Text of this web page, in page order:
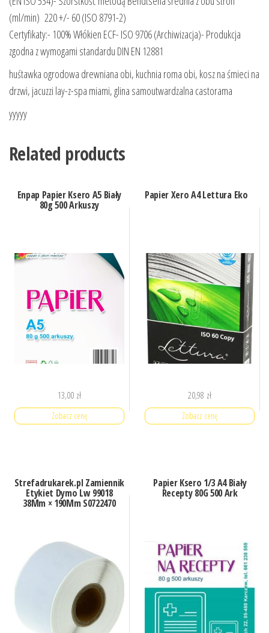
(ml/min) 220 +/- 60 (ISO 8791-2)
Certyfikaty:- 100% Włókien ECF- ISO 9706 (Archiwizacja)- Produkcja
zgodna z wymogami standardu DIN EN 12881
huśtawka ogrodowa drewniana obi, kuchnia roma obi, kosz na śmieci na
drzwi, jacuzzi lay-z-spa miami, glina samoutwardzalna castorama
yyyyy
Related products
Enpap Papier Ksero A5 Biały
80g 500 Arkuszy
13,00 zł
Zobacz cenę
Papier Xero A4 Lettura Eko
20,98 zł
Zobacz cenę
Strefadrukarek.pl Zamiennik
Etykiet Dymo Lw 99018
38Mm × 190Mm S0722470
Papier Ksero 1/3 A4 Biały
Recepty 80G 500 Ark